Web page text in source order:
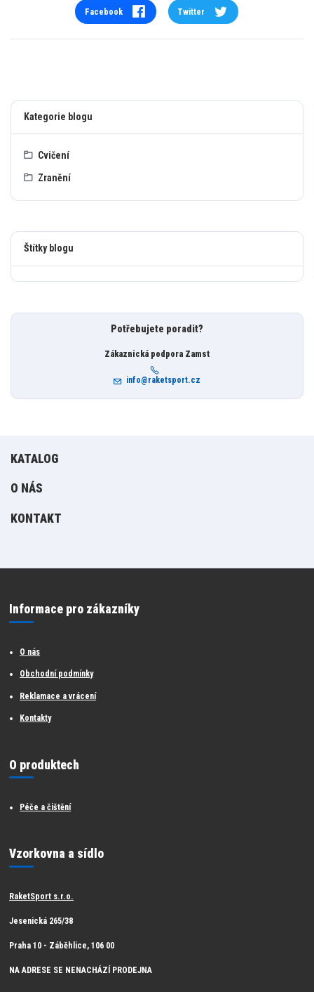
Kategorie blogu
Cvičení
Zranění
Štítky blogu
Potřebujete poradit?
Zákaznická podpora Zamst
info@raketsport.cz
Facebook Twitter
KATALOG
O NÁS
KONTAKT
Informace pro zákazníky
O nás
Obchodní podmínky
Reklamace a vrácení
Kontakty
O produktech
Péče a čištění
Vzorkovna a sídlo
RaketSport s.r.o.
Jesenická 265/38
Praha 10 - Záběhlice, 106 00
NA ADRESE SE NENACHÁZÍ PRODEJNA